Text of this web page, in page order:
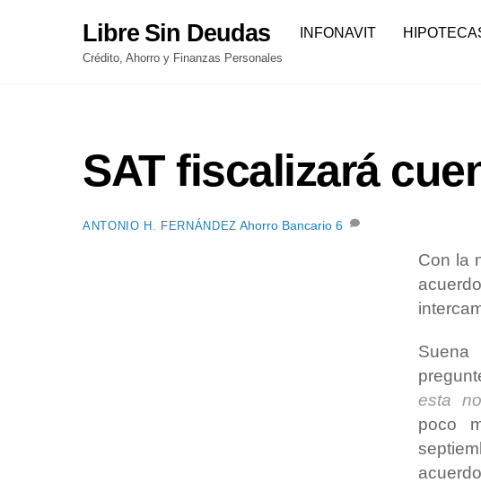
Libre Sin Deudas
Crédito, Ahorro y Finanzas Personales
INFONAVIT
SAT fiscalizará
ANTONIO H. FERNÁNDEZ Ahorro Bancario 6
Con la
Suena
esta
poco